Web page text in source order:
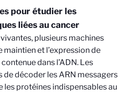
pour étudier les
liées au cancer
plusieurs machines
et l’expression de
dans l’ADN. Les
décoder les ARN messagers
les protéines indispensables au